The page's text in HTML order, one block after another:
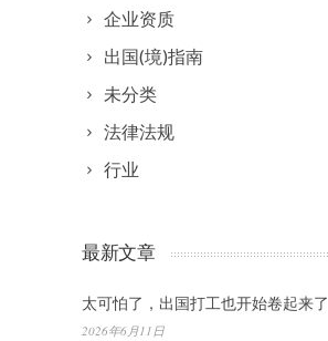
企业资质
出国(境)指南
未分类
法律法规
行业
最新文章
太可怕了，出国打工也开始卷起来了
2026年6月11日